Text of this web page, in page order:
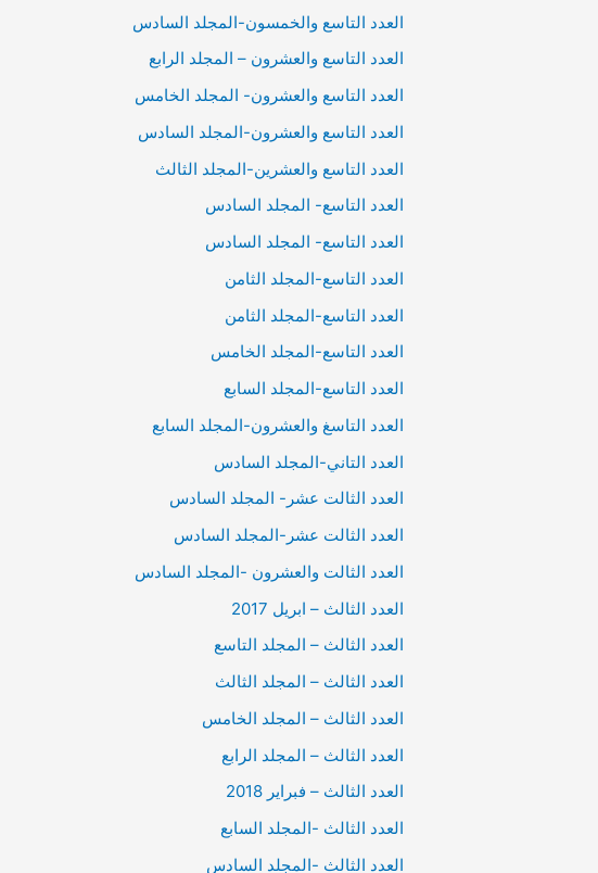
العدد التاسع والخمسون-المجلد السادس
العدد التاسع والعشرون – المجلد الرابع
العدد التاسع والعشرون- المجلد الخامس
العدد التاسع والعشرون-المجلد السادس
العدد التاسع والعشرين-المجلد الثالث
العدد التاسع- المجلد السادس
العدد التاسع- المجلد السادس
العدد التاسع-المجلد الثامن
العدد التاسع-المجلد الثامن
العدد التاسع-المجلد الخامس
العدد التاسع-المجلد السابع
العدد التاسغ والعشرون-المجلد السابع
العدد التاني-المجلد السادس
العدد الثالت عشر- المجلد السادس
العدد الثالت عشر-المجلد السادس
العدد الثالت والعشرون -المجلد السادس
العدد الثالث – ابريل 2017
العدد الثالث – المجلد التاسع
العدد الثالث – المجلد الثالث
العدد الثالث – المجلد الخامس
العدد الثالث – المجلد الرابع
العدد الثالث – فبراير 2018
العدد الثالث -المجلد السابع
العدد الثالث -المجلد السادس